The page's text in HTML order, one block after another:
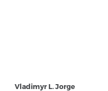
Vladimyr L. Jorge